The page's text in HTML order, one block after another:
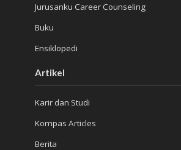
Jurusanku Career Counseling
Buku
Ensiklopedi
Artikel
Karir dan Studi
Kompas Articles
Berita